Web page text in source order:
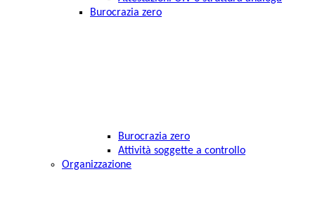
Burocrazia zero
Burocrazia zero
Attività soggette a controllo
Organizzazione